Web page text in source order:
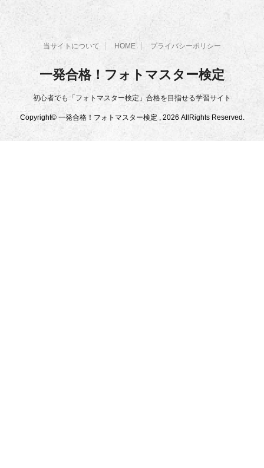
当サイトについて HOME プライバシーポリシー
一発合格！フォトマスター検定
初心者でも「フォトマスター検定」合格を目指せる学習サイト
Copyright© 一発合格！フォトマスター検定 , 2026 AllRights Reserved.